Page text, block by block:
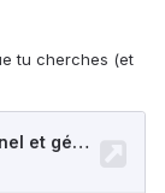
tu cherches (et